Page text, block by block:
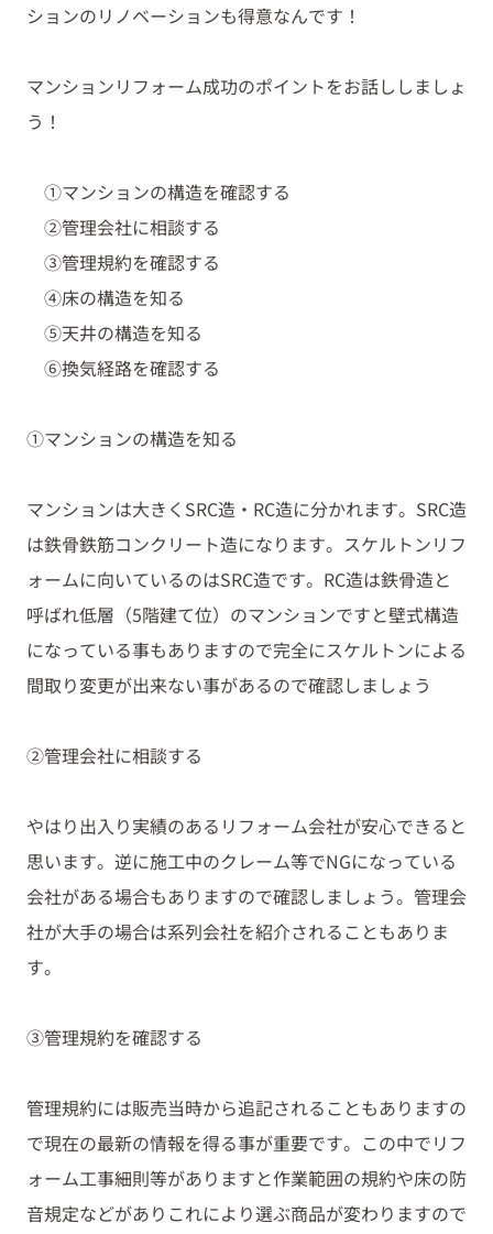
ションのリノベーションも得意なんです！
マンションリフォーム成功のポイントをお話ししましょ
う！
①マンションの構造を確認する
②管理会社に相談する
③管理規約を確認する
④床の構造を知る
⑤天井の構造を知る
⑥換気経路を確認する
①マンションの構造を知る
マンションは大きく SRC造・ RC造に分かれます。 SRC造
は鉄骨鉄筋コンクリート造になります。スケルトンリフ
ォームに向いているのはSRC造です。 RC造は鉄骨造と
呼ばれ低層（5階建て位）のマンションですと壁式構造
になっている事もありますので完全にスケルトンによる
間取り変更が出来ない事があるので確認しましょう
②管理会社に相談する
やはり出入り実績のあるリフォーム会社が安心できると
思います。逆に施工中のクレーム等でNGになっている
会社がある場合もありますので確認しましょう。管理会
社が大手の場合は系列会社を紹介されることもありま
す。
③管理規約を確認する
管理規約には販売当時から追記されることもありますの
で現在の最新の情報を得る事が重要です。この中でリフ
ォーム工事細則等がありますと作業範囲の規約や床の防
音規定などがありこれにより選ぶ商品が変わりますので